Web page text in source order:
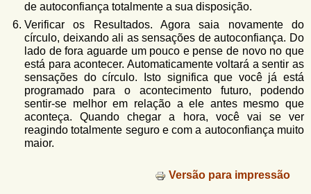
de autoconfiança totalmente a sua disposição.
Verificar os Resultados. Agora saia novamente do
círculo, deixando ali as sensações de autoconfiança. Do
lado de fora aguarde um pouco e pense de novo no que
está para acontecer. Automaticamente voltará a sentir as
sensações do círculo. Isto significa que você já está
programado para o acontecimento futuro, podendo
sentir-se melhor em relação a ele antes mesmo que
aconteça. Quando chegar a hora, você vai se ver
reagindo totalmente seguro e com a autoconfiança muito
maior.
Versão para impressão